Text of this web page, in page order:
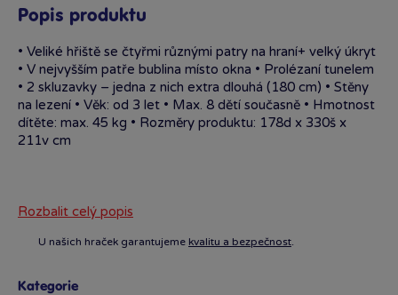
Popis produktu
• Veliké hřiště se čtyřmi různými patry na hraní+ velký úkryt
• V nejvyšším patře bublina místo okna • Prolézaní tunelem
• 2 skluzavky – jedna z nich extra dlouhá (180 cm) • Stěny
na lezení • Věk: od 3 let • Max. 8 dětí současně • Hmotnost
dítěte: max. 45 kg • Rozměry produktu: 178d x 330š x
211v cm
Rozbalit celý popis
U našich hraček garantujeme kvalitu a bezpečnost.
Kategorie